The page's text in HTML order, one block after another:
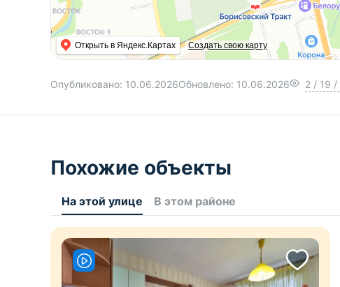
Открыть в Яндекс.Картах Создать свою карту
Опубликовано: 10.06.2026Обновлено: 10.06.2026 2 / 19 /
Похожие объекты
На этой улице В этом районе